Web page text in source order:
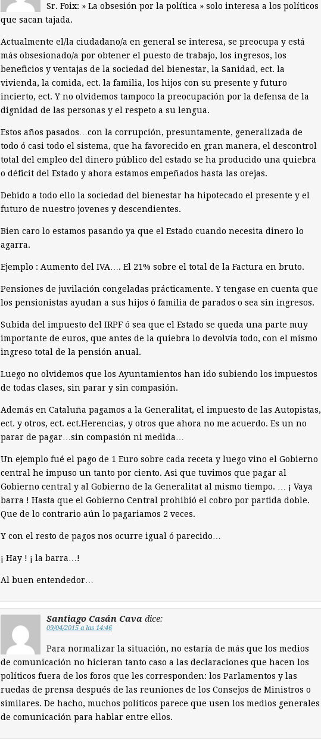
Sr. Foix: » La obsesión por la política » solo interesa a los políticos
que sacan tajada.
Actualmente el/la ciudadano/a en general se interesa, se preocupa y está
más obsesionado/a por obtener el puesto de trabajo, los ingresos, los
beneficios y ventajas de la sociedad del bienestar, la Sanidad, ect. la
vivienda, la comida, ect. la familia, los hijos con su presente y futuro
incierto, ect. Y no olvidemos tampoco la preocupación por la defensa de la
dignidad de las personas y el respeto a su lengua.
Estos años pasados…con la corrupción, presuntamente, generalizada de
todo ó casi todo el sistema, que ha favorecido en gran manera, el descontrol
total del empleo del dinero público del estado se ha producido una quiebra
o déficit del Estado y ahora estamos empeñados hasta las orejas.
Debido a todo ello la sociedad del bienestar ha hipotecado el presente y el
futuro de nuestro jovenes y descendientes.
Bien caro lo estamos pasando ya que el Estado cuando necesita dinero lo
agarra.
Ejemplo : Aumento del IVA…. El 21% sobre el total de la Factura en bruto.
Pensiones de juvilación congeladas prácticamente. Y tengase en cuenta que
los pensionistas ayudan a sus hijos ó familia de parados o sea sin ingresos.
Subida del impuesto del IRPF ó sea que el Estado se queda una parte muy
importante de euros, que antes de la quiebra lo devolvía todo, con el mismo
ingreso total de la pensión anual.
Luego no olvidemos que los Ayuntamientos han ido subiendo los impuestos
de todas clases, sin parar y sin compasión.
Además en Cataluña pagamos a la Generalitat, el impuesto de las Autopistas,
ect. y otros, ect. ect.Herencias, y otros que ahora no me acuerdo. Es un no
parar de pagar…sin compasión ni medida…
Un ejemplo fué el pago de 1 Euro sobre cada receta y luego vino el Gobierno
central he impuso un tanto por ciento. Asi que tuvimos que pagar al
Gobierno central y al Gobierno de la Generalitat al mismo tiempo. … ¡ Vaya
barra ! Hasta que el Gobierno Central prohibió el cobro por partida doble.
Que de lo contrario aún lo pagariamos 2 veces.
Y con el resto de pagos nos ocurre igual ó parecido…
¡ Hay ! ¡ la barra…!
Al buen entendedor…
Santiago Casán Cava dice:
09/04/2015 a las 14:46
Para normalizar la situación, no estaría de más que los medios
de comunicación no hicieran tanto caso a las declaraciones que hacen los
políticos fuera de los foros que les corresponden: los Parlamentos y las
ruedas de prensa después de las reuniones de los Consejos de Ministros o
similares. De hacho, muchos políticos parece que usen los medios generales
de comunicación para hablar entre ellos.